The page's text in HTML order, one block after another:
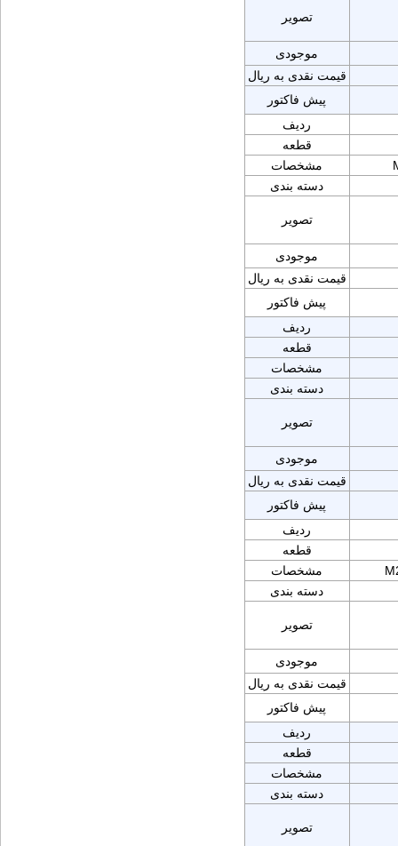
تصویر
موجودی
قیمت نقدی به ریال
پیش فاکتور
ردیف
قطعه
مشخصات
دسته بندی
تصویر
موجودی
قیمت نقدی به ریال
پیش فاکتور
ردیف
قطعه
مشخصات
دسته بندی
تصویر
موجودی
قیمت نقدی به ریال
پیش فاکتور
ردیف
قطعه
مشخصات
دسته بندی
تصویر
موجودی
قیمت نقدی به ریال
پیش فاکتور
ردیف
قطعه
مشخصات
دسته بندی
تصویر